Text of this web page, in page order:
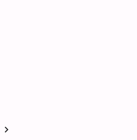
chevron_right